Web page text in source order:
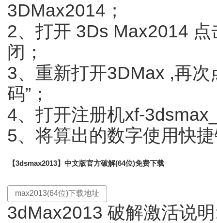
3DMax2014；
2、打开 3Ds Max2014 点
闭；
3、重新打开3DMax ,再
码”；
4、打开注册机xf-
5、将算出的数字使用快
【3dsmax2013】中文版官方破解(64位)免费下载
max2013(64位)下载地址
3dMax2013 破解激活说